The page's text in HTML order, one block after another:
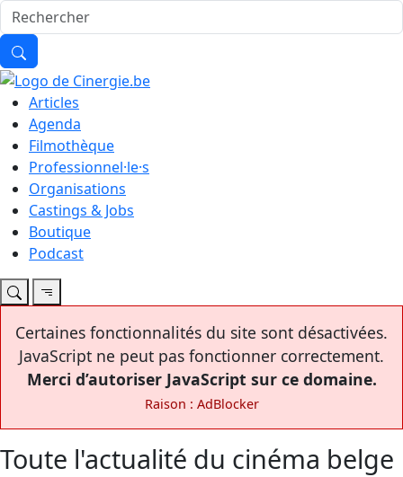
Articles
Agenda
Filmothèque
Professionnel·le·s
Organisations
Castings & Jobs
Boutique
Podcast
Certaines fonctionnalités du site sont désactivées.
JavaScript ne peut pas fonctionner correctement.
Merci d’autoriser JavaScript sur ce domaine.
Raison : AdBlocker
Toute l'actualité du cinéma belge